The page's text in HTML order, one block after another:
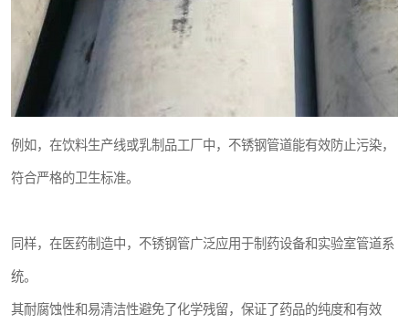
例如，在饮料生产线或乳制品工厂中，不锈钢管道能有效防止污染，
符合严格的卫生标准。
同样，在医药制造中，不锈钢管广泛应用于制药设备和实验室管道系
统。
其耐腐蚀性和易清洁性避免了化学残留，保证了药品的纯度和有效